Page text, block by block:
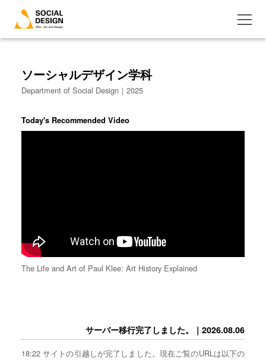
ソーシャルデザイン学科
Department of Social Design｜2025
Today's Recommended Video
The Life and Art of Paul Klee: Art History Explained
サーバー移行完了しました。｜2026.08.06
18:22 サイトの引越しが完了しました。現在ご覧のURLは以下の